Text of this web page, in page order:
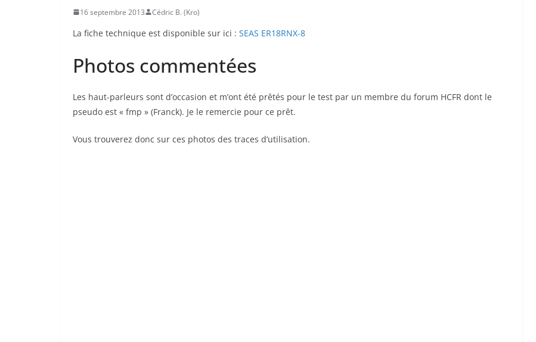
16 septembre 2013 Cédric B. (Kro)
La fiche technique est disponible sur ici : SEAS ER18RNX-8
Photos commentées
Les haut-parleurs sont d’occasion et m’ont été prêtés pour le test par un membre du forum HCFR dont le
pseudo est « fmp » (Franck). Je le remercie pour ce prêt.
Vous trouverez donc sur ces photos des traces d’utilisation.